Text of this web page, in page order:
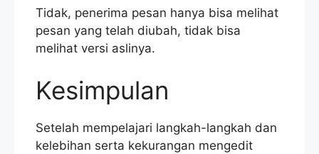
Tidak, penerima pesan hanya bisa melihat
pesan yang telah diubah, tidak bisa
melihat versi aslinya.
Kesimpulan
Setelah mempelajari langkah-langkah dan
kelebihan serta kekurangan mengedit